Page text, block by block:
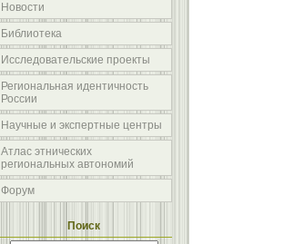
Новости
Библиотека
Исследовательские проекты
Региональная идентичность
России
Научные и экспертные центры
Атлас этнических
региональных автономий
Форум
Поиск